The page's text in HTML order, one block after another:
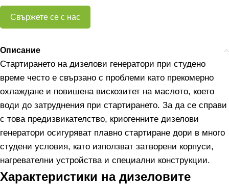
Свържете се с нас
Описание
Стартирането на дизелови генератори при студено
време често е свързано с проблеми като прекомерно
охлаждане и повишена вискозитет на маслото, което
води до затруднения при стартирането. За да се справи
с това предизвикателство, криогенните дизелови
генератори осигуряват плавно стартиране дори в много
студени условия, като използват затворени корпуси,
нагревателни устройства и специални конструкции.
Характеристики на дизеловите